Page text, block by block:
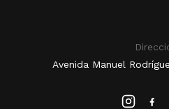
Avenida Manuel